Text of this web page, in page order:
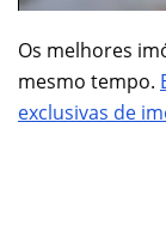
Os melhores
mesmo tempo.
exclusivas de